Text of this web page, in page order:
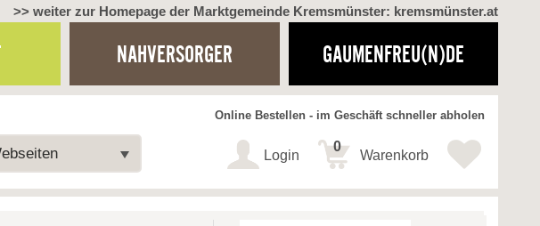
>> weiter zur Homepage der Marktgemeinde Kremsmünster: kremsmünster.at
NAHVERSORGER GAUMENFREU(N)DE
Online Bestellen - im Geschäft schneller abholen
Login Warenkorb
0